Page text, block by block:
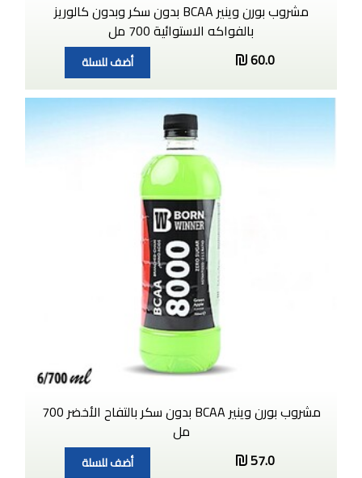
مشروب بورن وينير BCAA بدون سكر وبدون كالوريز
بالفواكه الاستوائية 700 مل
60.0
أضف للسلة
مشروب بورن وينير BCAA بدون سكر بالتفاح الأخضر 700
مل
57.0
أضف للسلة